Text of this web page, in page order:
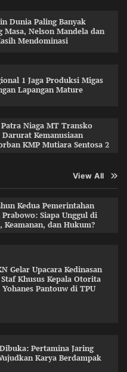
Dunia Paling Banyak
Masa, Nelson Mandela dan
Mendominasi
1 Jaga Produksi Migas
Lapangan Mature
Niaga MT Transko
Kemanusiaan
KMP Mutiara Sentosa 2
View All
Kedua Pemerintahan
Prabowo: Siapa Unggul di
dan Hukum?
Gelar Upacara Kedinasan
Khusus Kepala Otorita
Pantouw di TPU
Pertamina Jaring
Karya Berdampak